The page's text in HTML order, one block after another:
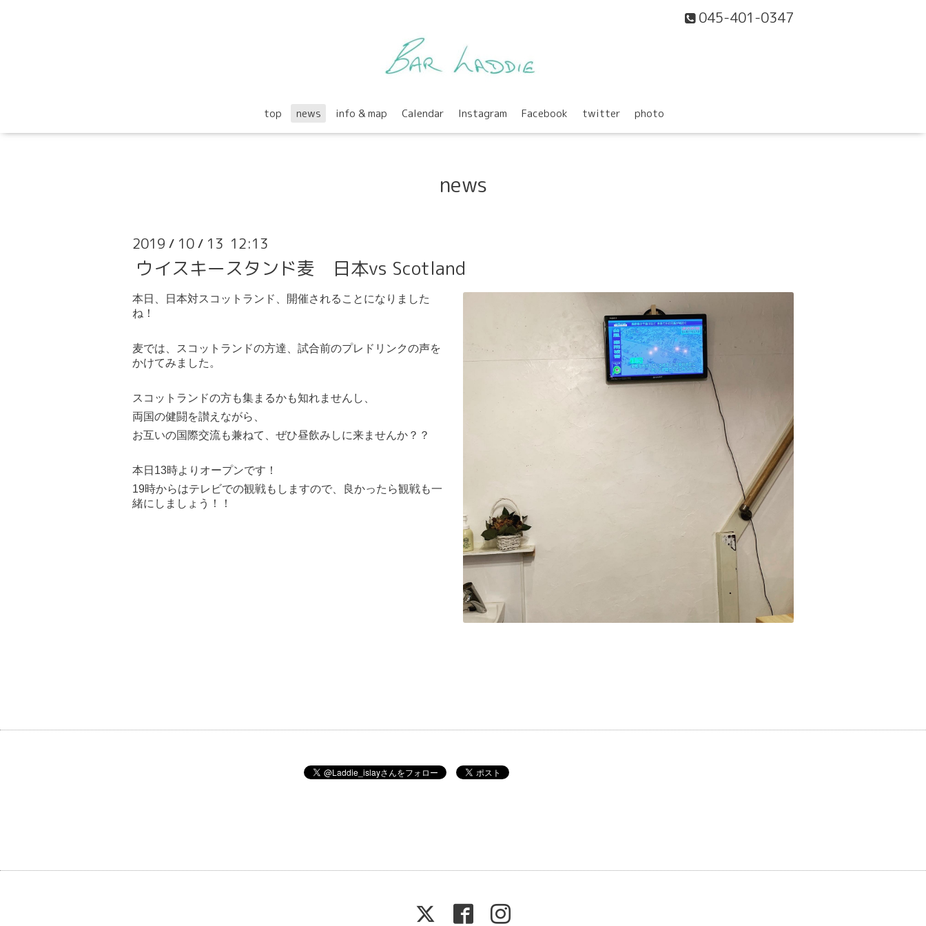
045-401-0347
top news info & map Calendar Instagram Facebook twitter photo
news
2019 / 10 / 13 12:13
ウイスキースタンド麦 日本vs Scotland
本日、日本対スコットランド、開催されることになりました
ね！
麦では、スコットランドの方達、試合前のプレドリンクの声を
かけてみました。
スコットランドの方も集まるかも知れませんし、
両国の健闘を讃えながら、
お互いの国際交流も兼ねて、ぜひ昼飲みしに来ませんか？？
本日13時よりオープンです！
19時からはテレビでの観戦もしますので、良かったら観戦も一
緒にしましょう！！